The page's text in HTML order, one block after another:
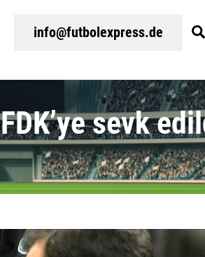
info@futbolexpress.de
sevk